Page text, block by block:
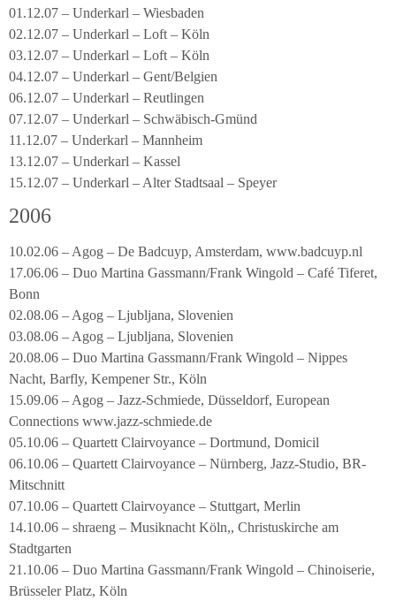
01.12.07 – Underkarl – Wiesbaden
02.12.07 – Underkarl – Loft – Köln
03.12.07 – Underkarl – Loft – Köln
04.12.07 – Underkarl – Gent/Belgien
06.12.07 – Underkarl – Reutlingen
07.12.07 – Underkarl – Schwäbisch-Gmünd
11.12.07 – Underkarl – Mannheim
13.12.07 – Underkarl – Kassel
15.12.07 – Underkarl – Alter Stadtsaal – Speyer
2006
10.02.06 – Agog – De Badcuyp, Amsterdam, www.badcuyp.nl
17.06.06 – Duo Martina Gassmann/Frank Wingold – Café Tiferet,
Bonn
02.08.06 – Agog – Ljubljana, Slovenien
03.08.06 – Agog – Ljubljana, Slovenien
20.08.06 – Duo Martina Gassmann/Frank Wingold – Nippes
Nacht, Barfly, Kempener Str., Köln
15.09.06 – Agog – Jazz-Schmiede, Düsseldorf, European
Connections www.jazz-schmiede.de
05.10.06 – Quartett Clairvoyance – Dortmund, Domicil
06.10.06 – Quartett Clairvoyance – Nürnberg, Jazz-Studio, BR-
Mitschnitt
07.10.06 – Quartett Clairvoyance – Stuttgart, Merlin
14.10.06 – shraeng – Musiknacht Köln,, Christuskirche am
Stadtgarten
21.10.06 – Duo Martina Gassmann/Frank Wingold – Chinoiserie,
Brüsseler Platz, Köln